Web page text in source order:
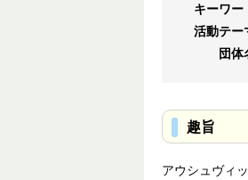
キーワー
活動テー
団体
趣旨
アウシュヴィ